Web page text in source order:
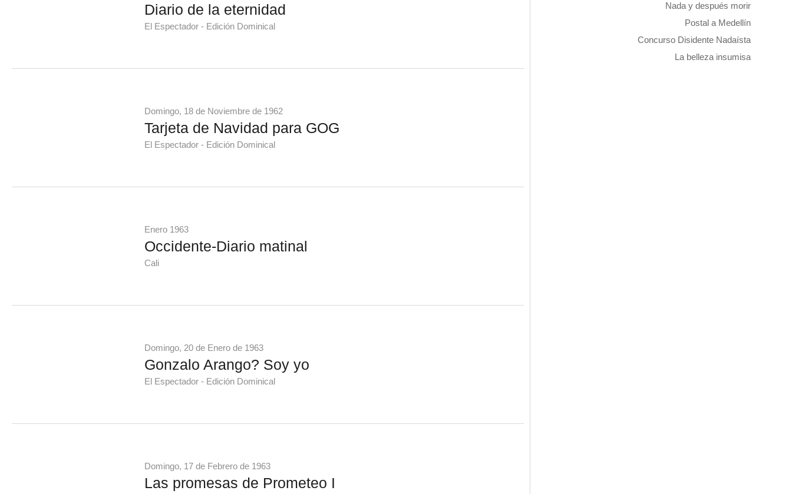
Diario de la eternidad
El Espectador - Edición Dominical
Domingo, 18 de Noviembre de 1962
Tarjeta de Navidad para GOG
El Espectador - Edición Dominical
Enero 1963
Occidente-Diario matinal
Cali
Domingo, 20 de Enero de 1963
Gonzalo Arango? Soy yo
El Espectador - Edición Dominical
Domingo, 17 de Febrero de 1963
Las promesas de Prometeo I
Nada y después morir
Postal a Medellín
Concurso Disidente Nadaísta
La belleza insumisa